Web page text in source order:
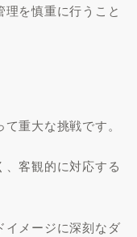
を慎重に行うこと
重大な挑戦です。
、客観的に対応する
イメージに深刻なダ